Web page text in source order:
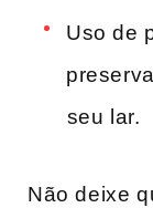
Uso de
⁣seu lar.
Não deixe